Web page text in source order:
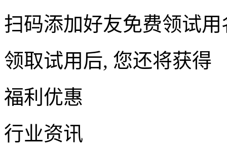
扫码添加好友免费领试用
领取试用后, 您还将获得
福利优惠
行业资讯